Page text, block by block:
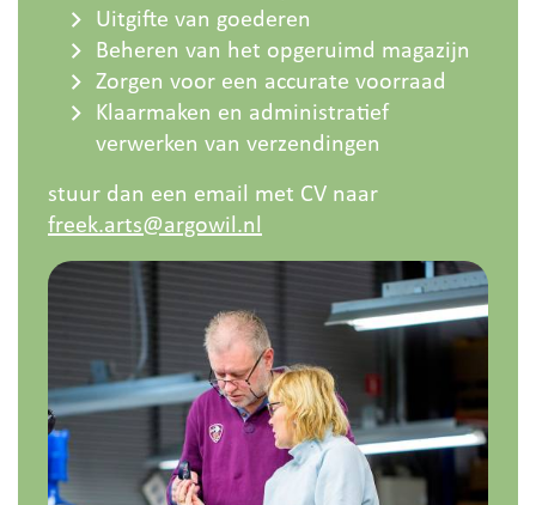
Uitgifte van goederen
Beheren van het opgeruimd magazijn
Zorgen voor een accurate voorraad
Klaarmaken en administratief
verwerken van verzendingen
stuur dan een email met CV naar
freek.arts@argowil.nl